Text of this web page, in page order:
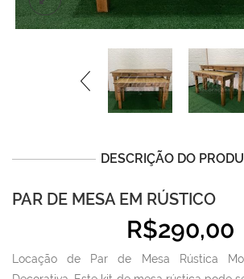
DESCRIÇÃO DO
PAR DE MESA EM RÚSTICO
R$290,00
Locação de Par de Mesa Rústica